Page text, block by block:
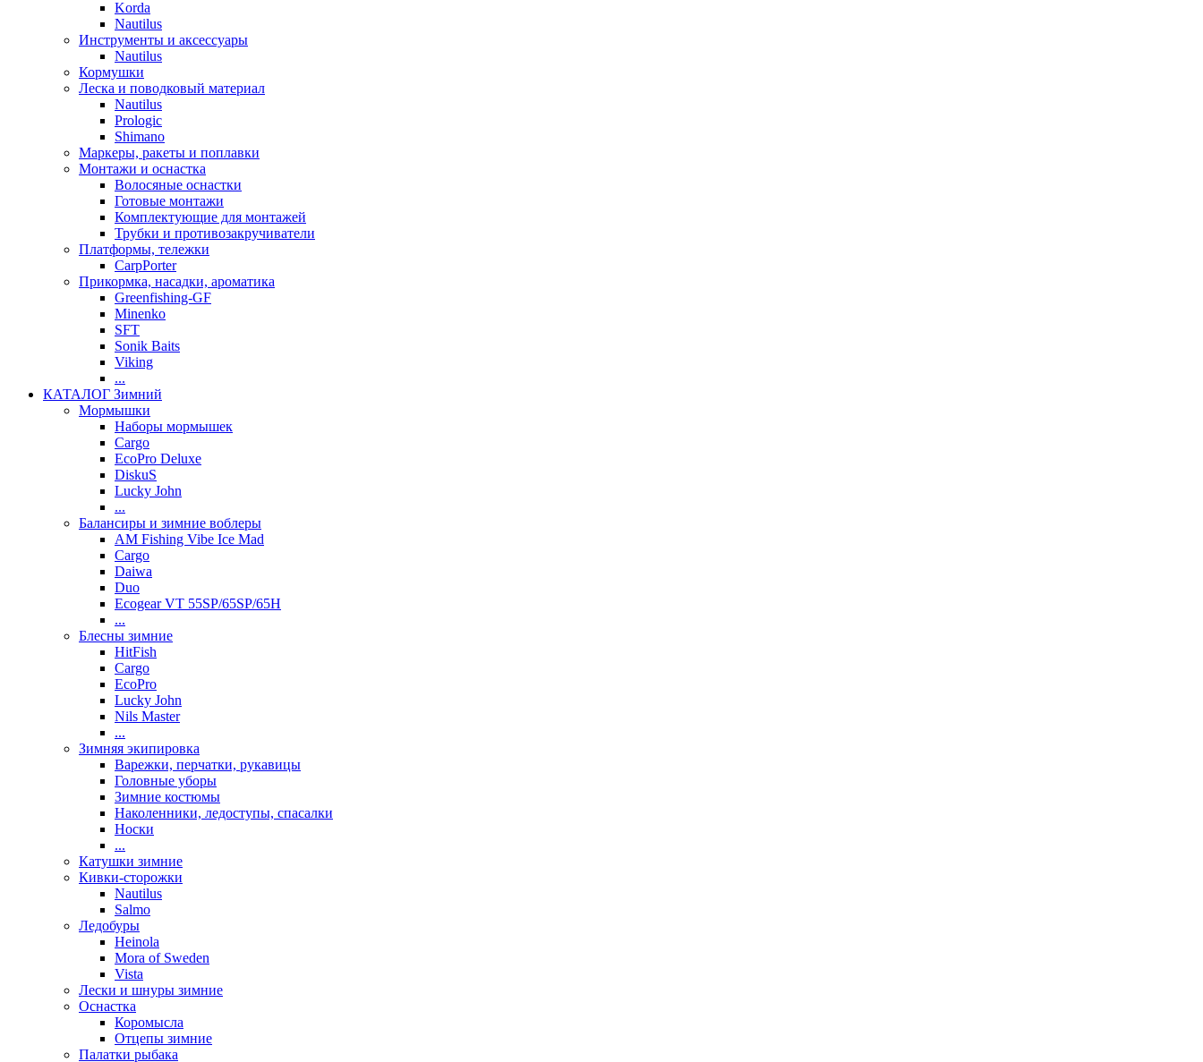
Korda
Nautilus
Инструменты и аксессуары
Nautilus
Кормушки
Леска и поводковый материал
Nautilus
Prologic
Shimano
Маркеры, ракеты и поплавки
Монтажи и оснастка
Волосяные оснастки
Готовые монтажи
Комплектующие для монтажей
Трубки и противозакручиватели
Платформы, тележки
CarpPorter
Прикормка, насадки, ароматика
Greenfishing-GF
Minenko
SFT
Sonik Baits
Viking
...
КАТАЛОГ Зимний
Мормышки
Наборы мормышек
Cargo
EcoPro Deluxe
DiskuS
Lucky John
...
Балансиры и зимние воблеры
AM Fishing Vibe Ice Mad
Cargo
Daiwa
Duo
Ecogear VT 55SP/65SP/65H
...
Блесны зимние
HitFish
Cargo
EcoPro
Lucky John
Nils Master
...
Зимняя экипировка
Варежки, перчатки, рукавицы
Головные уборы
Зимние костюмы
Наколенники, ледоступы, спасалки
Носки
...
Катушки зимние
Кивки-сторожки
Nautilus
Salmo
Ледобуры
Heinola
Mora of Sweden
Vista
Лески и шнуры зимние
Оснастка
Коромысла
Отцепы зимние
Палатки рыбака